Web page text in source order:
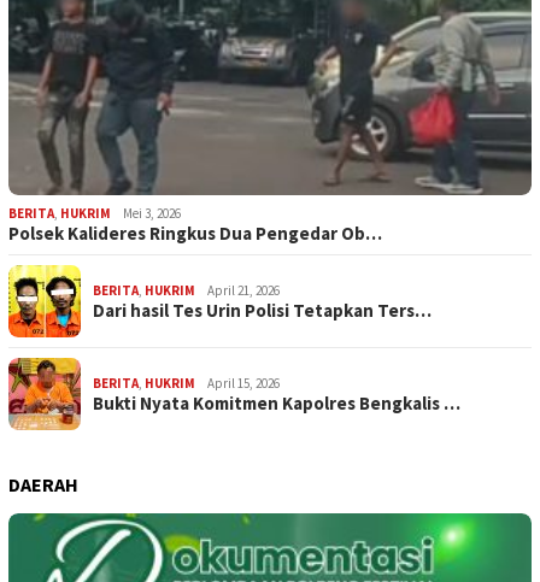
BERITA, HUKRIM Mei 3, 2026
Polsek Kalideres Ringkus Dua Pengedar Ob…
BERITA, HUKRIM April 21, 2026
Dari hasil Tes Urin Polisi Tetapkan Ters…
BERITA, HUKRIM April 15, 2026
Bukti Nyata Komitmen Kapolres Bengkalis …
DAERAH